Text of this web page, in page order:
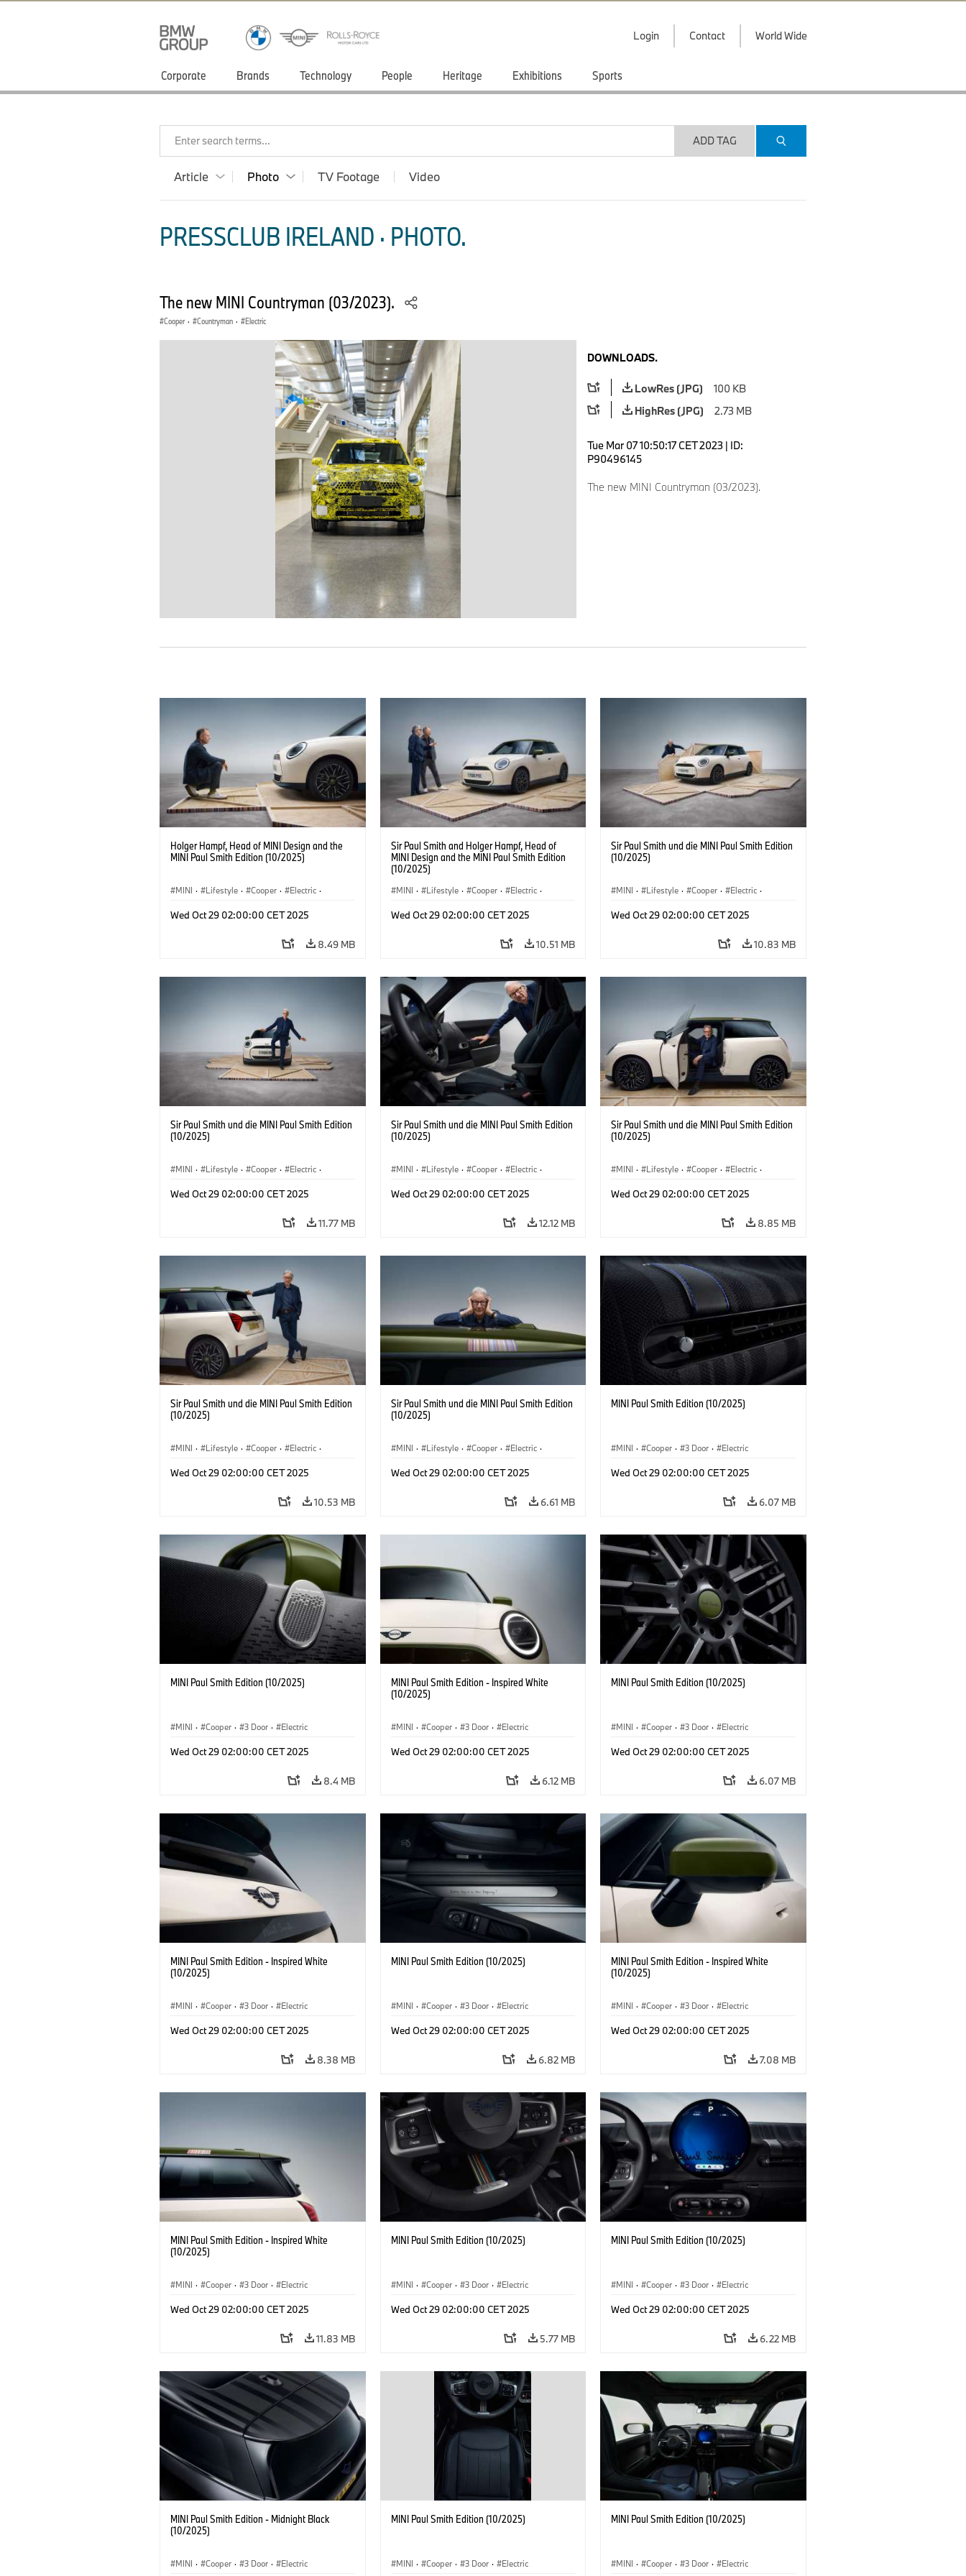
Login Contact World Wide
Corporate Brands Technology People Heritage Exhibitions Sports
Enter search terms... ADD TAG
Article Photo TV Footage Video
PRESSCLUB IRELAND · PHOTO.
The new MINI Countryman (03/2023).
Cooper · Countryman · Electric
DOWNLOADS.
LowRes (JPG)
100 KB
HighRes (JPG)
2.73 MB
Tue Mar 07 10:50:17 CET 2023 | ID:
P90496145
The new MINI Countryman (03/2023).
Holger Hampf, Head of MINI Design and the
MINI Paul Smith Edition (10/2025)
MINI · Lifestyle · Cooper · Electric ·
Wed Oct 29 02:00:00 CET 2025
8.49 MB
Sir Paul Smith and Holger Hampf, Head of
MINI Design and the MINI Paul Smith Edition
(10/2025)
MINI · Lifestyle · Cooper · Electric ·
Wed Oct 29 02:00:00 CET 2025
10.51 MB
Sir Paul Smith und die MINI Paul Smith Edition
(10/2025)
MINI · Lifestyle · Cooper · Electric ·
Wed Oct 29 02:00:00 CET 2025
10.83 MB
Sir Paul Smith und die MINI Paul Smith Edition
(10/2025)
MINI · Lifestyle · Cooper · Electric ·
Wed Oct 29 02:00:00 CET 2025
11.77 MB
Sir Paul Smith und die MINI Paul Smith Edition
(10/2025)
MINI · Lifestyle · Cooper · Electric ·
Wed Oct 29 02:00:00 CET 2025
12.12 MB
Sir Paul Smith und die MINI Paul Smith Edition
(10/2025)
MINI · Lifestyle · Cooper · Electric ·
Wed Oct 29 02:00:00 CET 2025
8.85 MB
Sir Paul Smith und die MINI Paul Smith Edition
(10/2025)
MINI · Lifestyle · Cooper · Electric ·
Wed Oct 29 02:00:00 CET 2025
10.53 MB
Sir Paul Smith und die MINI Paul Smith Edition
(10/2025)
MINI · Lifestyle · Cooper · Electric ·
Wed Oct 29 02:00:00 CET 2025
6.61 MB
MINI Paul Smith Edition (10/2025)
MINI · Cooper · 3 Door · Electric
Wed Oct 29 02:00:00 CET 2025
6.07 MB
MINI Paul Smith Edition (10/2025)
MINI · Cooper · 3 Door · Electric
Wed Oct 29 02:00:00 CET 2025
8.4 MB
MINI Paul Smith Edition - Inspired White
(10/2025)
MINI · Cooper · 3 Door · Electric
Wed Oct 29 02:00:00 CET 2025
6.12 MB
MINI Paul Smith Edition (10/2025)
MINI · Cooper · 3 Door · Electric
Wed Oct 29 02:00:00 CET 2025
6.07 MB
MINI Paul Smith Edition - Inspired White
(10/2025)
MINI · Cooper · 3 Door · Electric
Wed Oct 29 02:00:00 CET 2025
8.38 MB
MINI Paul Smith Edition (10/2025)
MINI · Cooper · 3 Door · Electric
Wed Oct 29 02:00:00 CET 2025
6.82 MB
MINI Paul Smith Edition - Inspired White
(10/2025)
MINI · Cooper · 3 Door · Electric
Wed Oct 29 02:00:00 CET 2025
7.08 MB
MINI Paul Smith Edition - Inspired White
(10/2025)
MINI · Cooper · 3 Door · Electric
Wed Oct 29 02:00:00 CET 2025
11.83 MB
MINI Paul Smith Edition (10/2025)
MINI · Cooper · 3 Door · Electric
Wed Oct 29 02:00:00 CET 2025
5.77 MB
MINI Paul Smith Edition (10/2025)
MINI · Cooper · 3 Door · Electric
Wed Oct 29 02:00:00 CET 2025
6.22 MB
MINI Paul Smith Edition - Midnight Black
(10/2025)
MINI · Cooper · 3 Door · Electric
MINI Paul Smith Edition (10/2025)
MINI · Cooper · 3 Door · Electric
MINI Paul Smith Edition (10/2025)
MINI · Cooper · 3 Door · Electric